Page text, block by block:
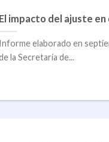
El impacto del ajuste
Informe elaborado en
la Secretaría de...